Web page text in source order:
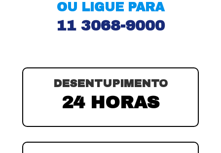
OU LIGUE PARA
11 3068-9000
DESENTUPIMENTO
24 HORAS